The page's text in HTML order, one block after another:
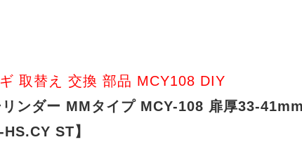
取替え 交換 部品 MCY108 DIY
ンダー MMタイプ MCY-108 扉厚33-
ST】